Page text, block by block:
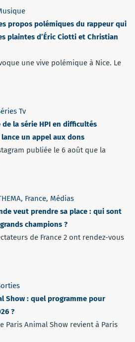
propos polémiques du rappeur qui
plaintes d’Éric Ciotti et Christian
une vive polémique à Nice. Le
Tv
de la série HPI en difficultés
un appel aux dons
publiée le 6 août que la
, France, Médias
veut prendre sa place : qui sont
champions ?
de France 2 ont rendez-vous
Show : quel programme pour
?
Paris Animal Show revient à Paris